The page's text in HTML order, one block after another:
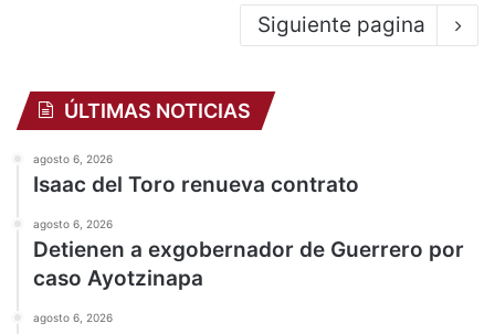
Siguiente pagina
ÚLTIMAS NOTICIAS
agosto 6, 2026
Isaac del Toro renueva contrato
agosto 6, 2026
Detienen a exgobernador de Guerrero por
caso Ayotzinapa
agosto 6, 2026